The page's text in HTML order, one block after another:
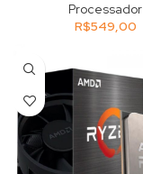
Processador
R$549,00